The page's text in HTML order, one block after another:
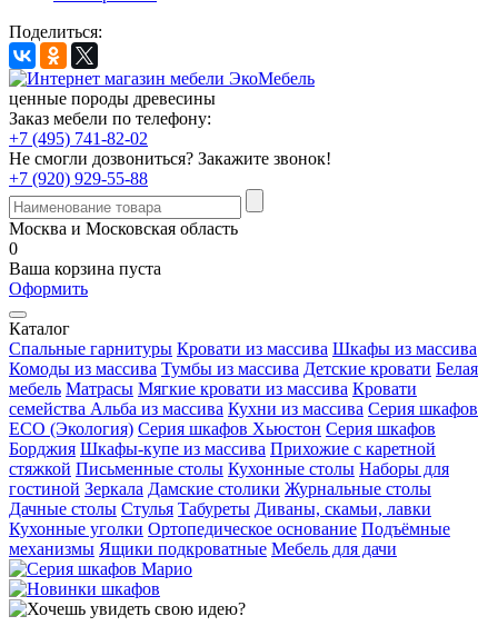
Поделиться:
ценные породы древесины
Заказ мебели по телефону:
+7 (495) 741-82-02
Не смогли дозвониться? Закажите звонок!
+7 (920) 929-55-88
Москва и Московская область
0
Ваша корзина пуста
Оформить
Каталог
Спальные гарнитуры Кровати из массива Шкафы из массива
Комоды из массива Тумбы из массива Детские кровати Белая
мебель Матрасы Мягкие кровати из массива Кровати
семейства Альба из массива Кухни из массива Серия шкафов
ECO (Экология) Серия шкафов Хьюстон Серия шкафов
Борджия Шкафы-купе из массива Прихожие с каретной
стяжкой Письменные столы Кухонные столы Наборы для
гостиной Зеркала Дамские столики Журнальные столы
Дачные столы Стулья Табуреты Диваны, скамьи, лавки
Кухонные уголки Ортопедическое основание Подъёмные
механизмы Ящики подкроватные Мебель для дачи